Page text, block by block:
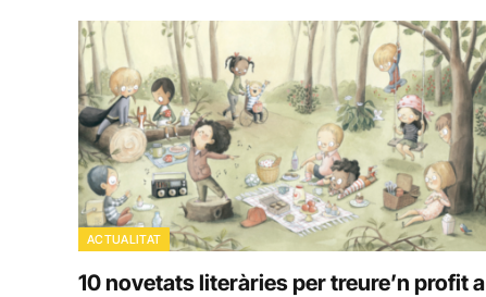
ACTUALITAT
10 novetats literàries per treure’n profit a